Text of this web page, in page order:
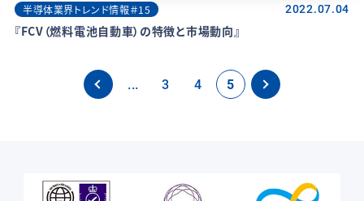
半導体業界トレンド情報＃15 2022.07.04
『FCV（燃料電池自動車）の特徴と市場動向』
« ... 3 4 5 »